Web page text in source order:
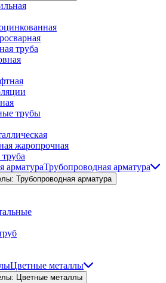
труба
трубы
жаропрочная
Трубопроводная арматура
Трубопроводная арматура
Цветные металлы
Цветные металлы